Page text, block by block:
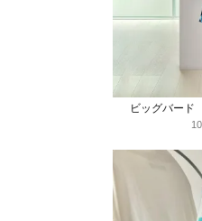
ビッグバード